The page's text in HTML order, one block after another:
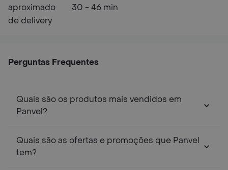
aproximado
de delivery
30 - 46 min
Perguntas Frequentes
Quais são os produtos mais vendidos em
Panvel?
Quais são as ofertas e promoções que Panvel
tem?